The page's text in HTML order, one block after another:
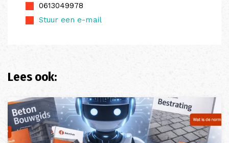
0613049978
Stuur een e-mail
Lees ook: